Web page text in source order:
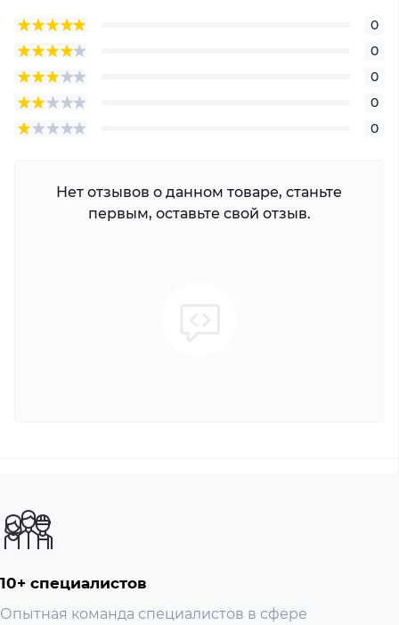
0
0
0
0
0
Нет отзывов о данном товаре, станьте
первым, оставьте свой отзыв.
10+ специалистов
Опытная команда специалистов в сфере